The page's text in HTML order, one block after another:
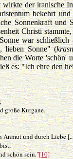
der iranische
bekehrt
Sonnenkraft und
Christi
war schließlich
lieben Sonne" (
die Worte 'schön'
es: "Ich ehre den
große Kurgane.
Anmut und durch Liebe
schön sein."[10]